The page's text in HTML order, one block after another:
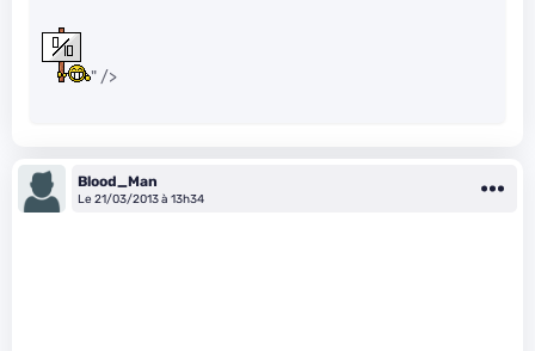
" />
Blood_Man
Le 21/03/2013 à 13h34